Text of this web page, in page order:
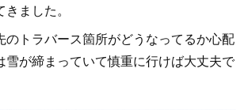
ました。
のトラバース箇所がどうなってるか心配
雪が締まっていて慎重に行けば大丈夫で